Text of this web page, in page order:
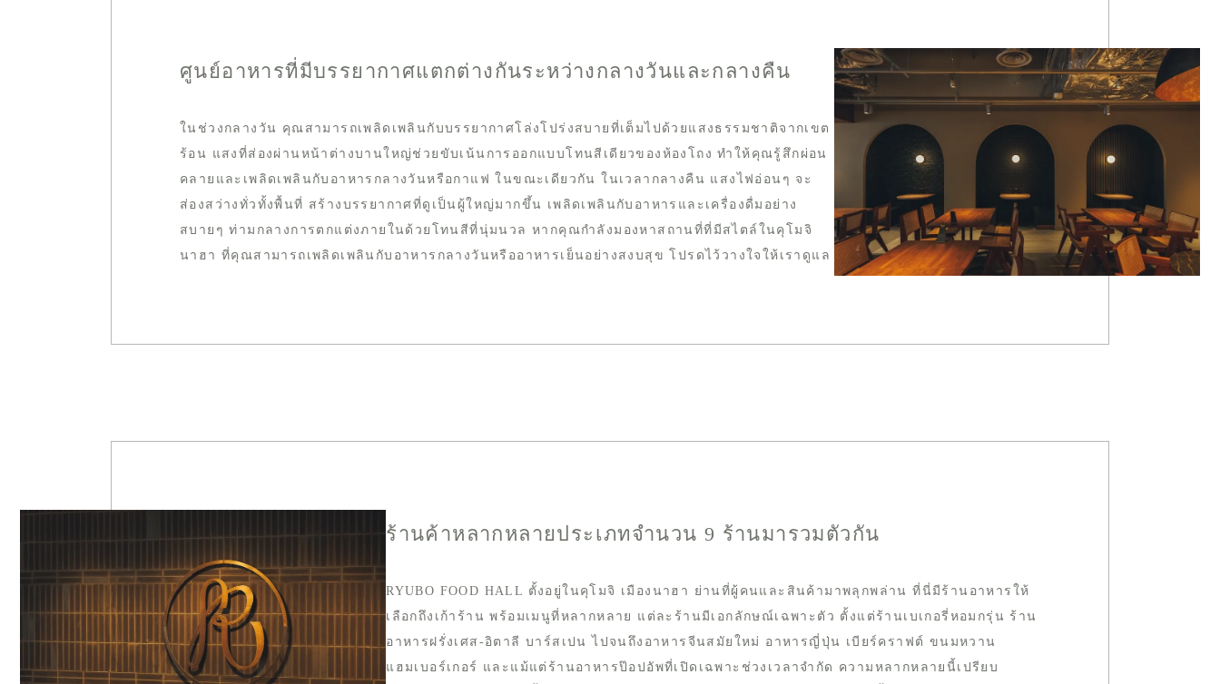
ศูนย์อาหารที่มีบรรยากาศแตกต่างกันระหว่างกลางวันและกลางคืน
ในช่วงกลางวัน คุณสามารถเพลิดเพลินกับบรรยากาศโล่งโปร่งสบายที่เต็มไปด้วยแสงธรรมชาติจากเขต
ร้อน แสงที่ส่องผ่านหน้าต่างบานใหญ่ช่วยขับเน้นการออกแบบโทนสีเดียวของห้องโถง ทำให้คุณรู้สึกผ่อน
คลายและเพลิดเพลินกับอาหารกลางวันหรือกาแฟ ในขณะเดียวกัน ในเวลากลางคืน แสงไฟอ่อนๆ จะ
ส่องสว่างทั่วทั้งพื้นที่ สร้างบรรยากาศที่ดูเป็นผู้ใหญ่มากขึ้น เพลิดเพลินกับอาหารและเครื่องดื่มอย่าง
สบายๆ ท่ามกลางการตกแต่งภายในด้วยโทนสีที่นุ่มนวล หากคุณกำลังมองหาสถานที่ที่มีสไตล์ในคุโมจิ
นาฮา ที่คุณสามารถเพลิดเพลินกับอาหารกลางวันหรืออาหารเย็นอย่างสงบสุข โปรดไว้วางใจให้เราดูแล
ร้านค้าหลากหลายประเภทจำนวน 9 ร้านมารวมตัวกัน
RYUBO FOOD HALL ตั้งอยู่ในคุโมจิ เมืองนาฮา ย่านที่ผู้คนและสินค้ามาพลุกพล่าน ที่นี่มีร้านอาหารให้
เลือกถึงเก้าร้าน พร้อมเมนูที่หลากหลาย แต่ละร้านมีเอกลักษณ์เฉพาะตัว ตั้งแต่ร้านเบเกอรี่หอมกรุ่น ร้าน
อาหารฝรั่งเศส-อิตาลี บาร์สเปน ไปจนถึงอาหารจีนสมัยใหม่ อาหารญี่ปุ่น เบียร์คราฟต์ ขนมหวาน
แฮมเบอร์เกอร์ และแม้แต่ร้านอาหารป๊อปอัพที่เปิดเฉพาะช่วงเวลาจำกัด ความหลากหลายนี้เปรียบ